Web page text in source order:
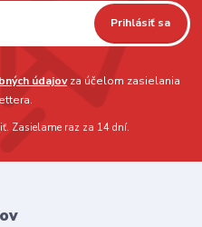
Prihlásiť sa
údajovza účelom zasielania
Zasielame raz za 14 dní.